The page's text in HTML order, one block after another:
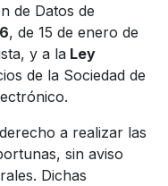
de Datos de
, de 15 de enero de
y a la Ley
de la Sociedad de
a realizar las
sin aviso
Dichas